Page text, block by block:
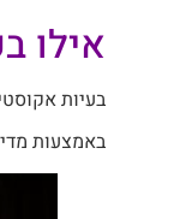
אילו
בעיות
באמצעות